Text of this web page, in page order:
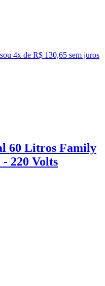
ou 4x de R$ 130,65 sem juros
60 Litros Family
220 Volts